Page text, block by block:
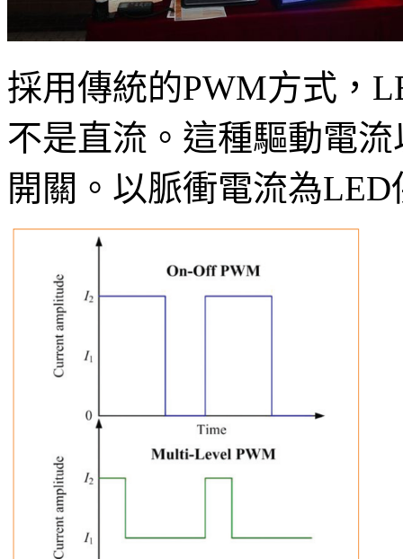
採用傳統的PWM方式，
不是直流。這種驅動電
開關。以脈衝電流為